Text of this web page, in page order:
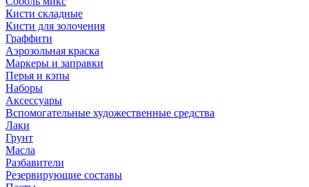
Кисти складные
Кисти для золочения
Граффити
Аэрозольная краска
Маркеры и заправки
Перья и кэпы
Наборы
Аксессуары
Вспомогательные художественные средства
Лаки
Грунт
Масла
Разбавители
Резервирующие составы